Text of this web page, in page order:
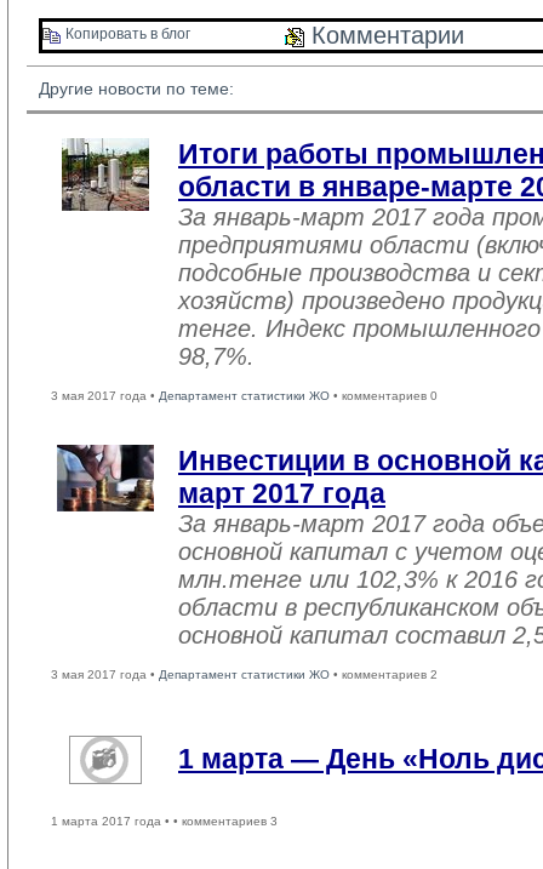
Копировать в блог Комментарии
Другие новости по теме:
Итоги работы
области в январе-марте
За январь-март 2017 года
предприятиями области
подсобные производства и
хозяйств) произведено
тенге. Индекс
98,7%.
3 мая 2017 года • Департамент статистики ЖО • комментариев 0
Инвестиции в основной
март 2017 года
За январь-март 2017 года
основной капитал с учетом
млн.тенге или 102,3% к 2016
области в республиканском
основной капитал составил
3 мая 2017 года • Департамент статистики ЖО • комментариев 2
1 марта — День «Ноль
1 марта 2017 года • • комментариев 3